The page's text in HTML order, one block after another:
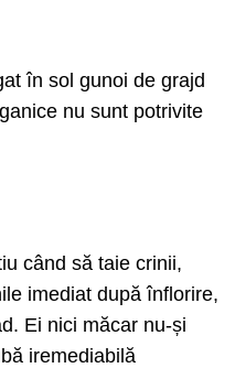
în sol gunoi de grajd
nu sunt potrivite
când să taie crinii,
imediat după înflorire,
Ei nici măcar nu-și
iremediabilă